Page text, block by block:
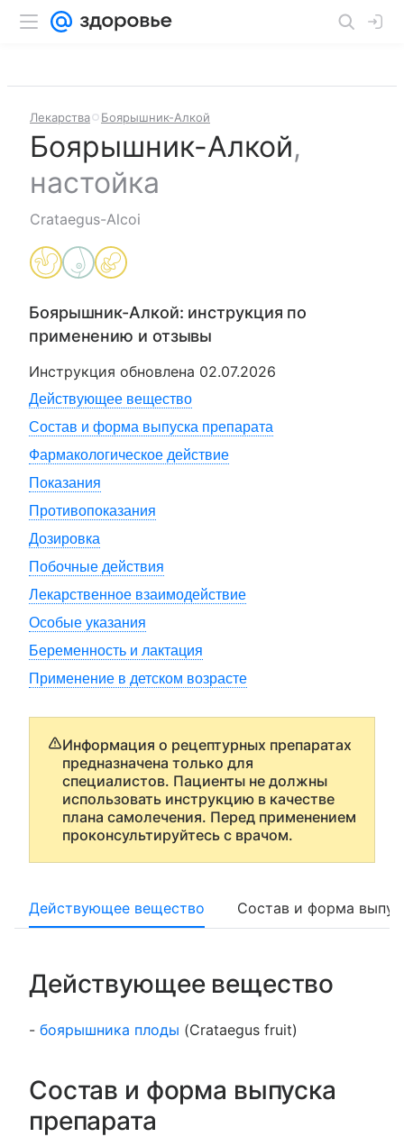
Лекарства Боярышник-Алкой
Боярышник-Алкой,
настойка
Crataegus-Alcoi
Боярышник-Алкой: инструкция по
применению и отзывы
Инструкция обновлена 02.07.2026
Действующее вещество
Состав и форма выпуска препарата
Фармакологическое действие
Показания
Противопоказания
Дозировка
Побочные действия
Лекарственное взаимодействие
Особые указания
Беременность и лактация
Применение в детском возрасте
Информация о рецептурных препаратах
предназначена только для
специалистов. Пациенты не должны
использовать инструкцию в качестве
плана самолечения. Перед применением
проконсультируйтесь с врачом.
Действующее вещество Состав и форма
Действующее вещество
- боярышника плоды (Crataegus fruit)
Состав и форма выпуска
препарата